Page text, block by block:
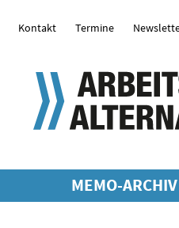
MEMO-ARCHIV
Kontakt Termine